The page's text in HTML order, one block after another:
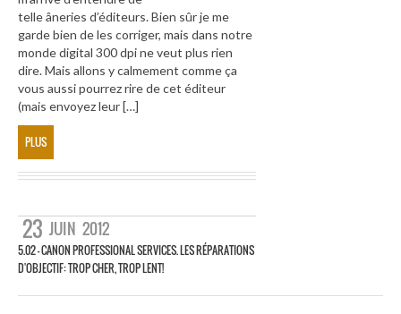
telle âneries d’éditeurs. Bien sûr je me
garde bien de les corriger, mais dans notre
monde digital 300 dpi ne veut plus rien
dire. Mais allons y calmement comme ça
vous aussi pourrez rire de cet éditeur
(mais envoyez leur […]
PLUS
23 JUIN 2012
5.02 – CANON PROFESSIONAL SERVICES. LES RÉPARATIONS
D'OBJECTIF: TROP CHER, TROP LENT!